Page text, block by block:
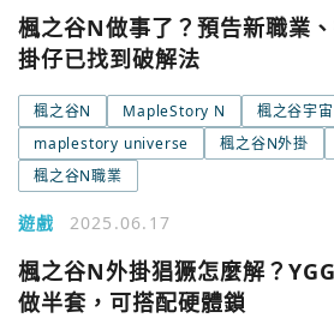
楓之谷N做事了？預告新職業
掛仔已找到破解法
楓之谷N MapleStory N
楓之谷宇宙
maplestory universe
楓之谷N外掛
楓之谷N職業
遊戲 2025.06.17
楓之谷N外掛猖獗怎麼解？
做半套，可搭配硬體鎖